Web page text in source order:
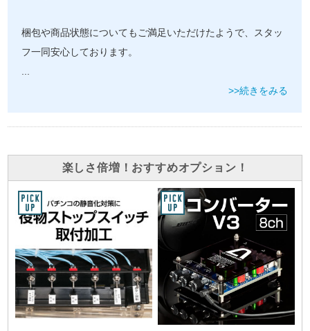
梱包や商品状態についてもご満足いただけたようで、スタッ
フ一同安心しております。
>>続きをみる
楽しさ倍増！おすすめオプション！